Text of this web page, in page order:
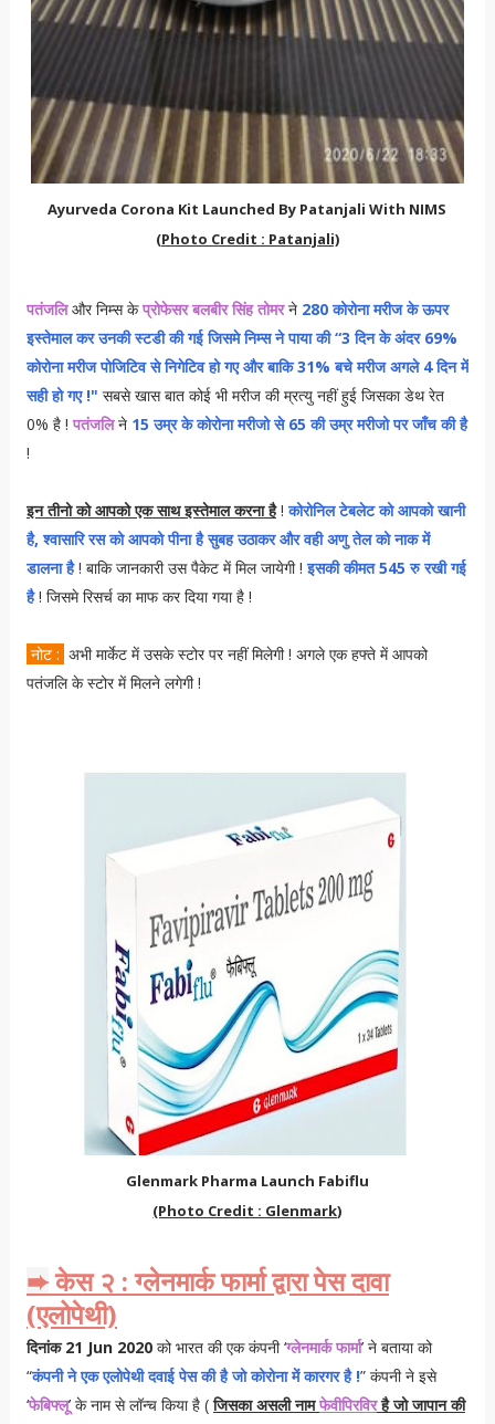
Ayurveda Corona Kit Launched By Patanjali With NIMS
(Photo Credit : Patanjali)
पतंजलिऔर निम्स केप्रोफेसर बलबीर सिंह तोमरने 280 कोरोना मरीज के ऊपर
इस्तेमाल कर उनकी स्टडी की गई जिसमे निम्स ने पाया की “3 दिन के अंदर 69%
कोरोना मरीज पोजिटिव से निगेटिव हो गए और बाकि 31% बचे मरीज अगले 4 दिन में
सही हो गए !" सबसे खास बात कोई भी मरीज की म्रत्यु नहीं हुई जिसका डेथ रेत
0% है ! पतंजलिने 15 उम्र के कोरोना मरीजो से 65 की उम्र मरीजो पर जाँच की है
!
इन तीनो को आपको एक साथ इस्तेमाल करना है!कोरोनिल टेबलेट को आपको खानी
है, श्वासारि रस को आपको पीना है सुबह उठाकर और वही अणु तेल को नाक में
डालना है! बाकि जानकारी उस पैकेट में मिल जायेगी !इसकी कीमत 545 रु रखी गई
है! जिसमे रिसर्च का माफ कर दिया गया है !
नोट : अभी मार्केट में उसके स्टोर पर नहीं मिलेगी ! अगले एक हफ्ते में आपको
पतंजलि के स्टोर में मिलने लगेगी !
Glenmark Pharma Launch Fabiflu
(Photo Credit : Glenmark)
➨केस २ : ग्लेनमार्क फार्मा द्वारा पेस दावा
(एलोपेथी)
दिनांक 21 Jun 2020को भारत की एक कंपनी ‘ग्लेनमार्क फार्मा’ ने बताया को
“कंपनी ने एक एलोपेथी दवाई पेस की है जो कोरोना में कारगर है !” कंपनी ने इसे
‘फेबिफ्लू’ के नाम से लॉन्च किया है (जिसका असली नामफेवीपिरविरहै जो जापान की